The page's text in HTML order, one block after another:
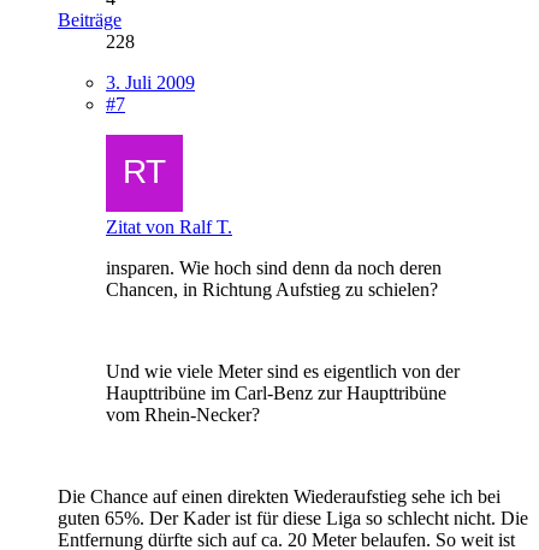
Beiträge
228
3. Juli 2009
#7
Zitat von Ralf T.
insparen. Wie hoch sind denn da noch deren
Chancen, in Richtung Aufstieg zu schielen?
Und wie viele Meter sind es eigentlich von der
Haupttribüne im Carl-Benz zur Haupttribüne
vom Rhein-Necker?
Die Chance auf einen direkten Wiederaufstieg sehe ich bei
guten 65%. Der Kader ist für diese Liga so schlecht nicht. Die
Entfernung dürfte sich auf ca. 20 Meter belaufen. So weit ist